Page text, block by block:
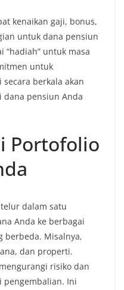
kenaikan gaji, bonus,
untuk dana pensiun
“hadiah” untuk masa
untuk
berkala akan
dana pensiun Anda
Portofolio
dalam satu
Anda ke berbagai
berbeda. Misalnya,
dan properti.
risiko dan
pengembalian. Ini